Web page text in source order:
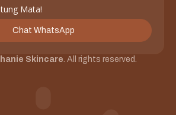
Mata!
Chat WhatsApp
Skincare . All rights reserved.